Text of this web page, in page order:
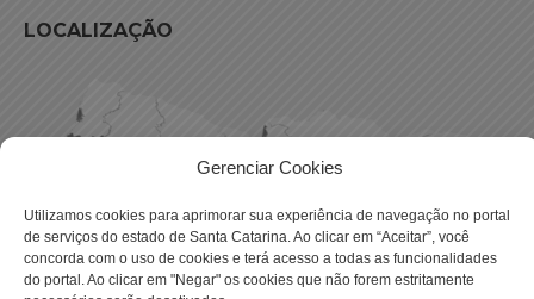
Gerenciar Cookies
Utilizamos cookies para aprimorar sua experiência de navegação no portal
de serviços do estado de Santa Catarina. Ao clicar em “Aceitar”, você
concorda com o uso de cookies e terá acesso a todas as funcionalidades
do portal. Ao clicar em "Negar" os cookies que não forem estritamente
LOCALIZAÇÃO